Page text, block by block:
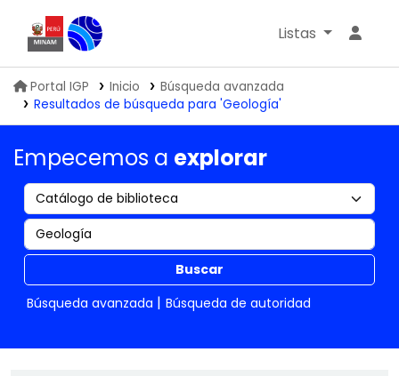
Biblioteca IGP
Listas
Portal IGP Inicio
Búsqueda avanzada
Resultados de búsqueda para 'Geología'
Empecemos a explorar
Buscar
Búsqueda avanzada
Búsqueda de autoridad